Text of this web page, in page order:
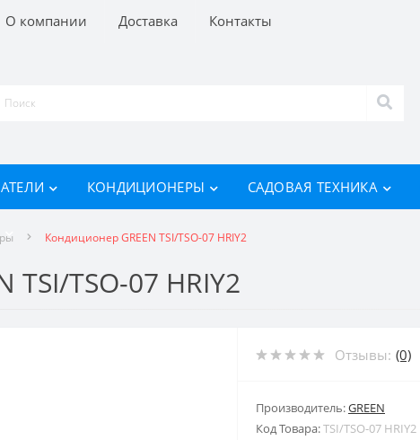
О компании Доставка Контакты
КОНДИЦИОНЕРЫ САДОВАЯ ТЕХНИКА
Кондиционер GREEN TSI/TSO-07 HRIY2
TSO-07 HRIY2
Отзывы: (0)
Производитель:GREEN
Код Товара:TSI/TSO-07 HRIY2